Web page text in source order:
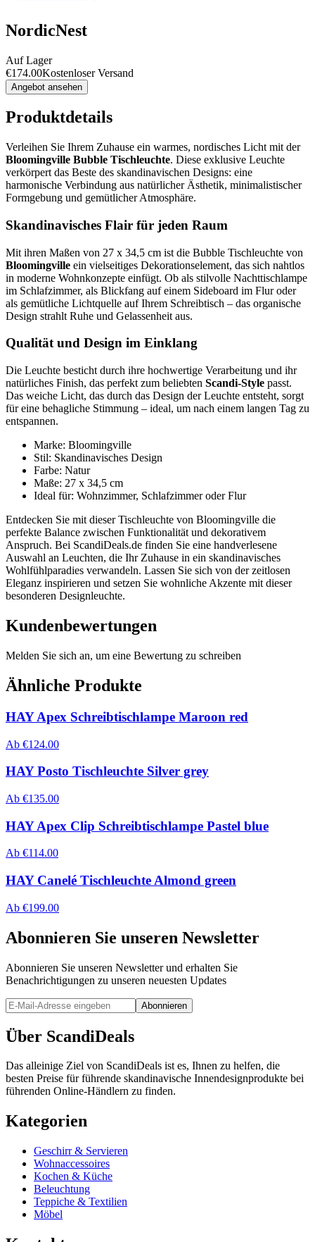
NordicNest
Auf Lager
€174.00Kostenloser Versand
Angebot ansehen
Produktdetails
Verleihen Sie Ihrem Zuhause ein warmes, nordisches Licht mit der
Bloomingville Bubble Tischleuchte. Diese exklusive Leuchte
verkörpert das Beste des skandinavischen Designs: eine
harmonische Verbindung aus natürlicher Ästhetik, minimalistischer
Formgebung und gemütlicher Atmosphäre.
Skandinavisches Flair für jeden Raum
Mit ihren Maßen von 27 x 34,5 cm ist die Bubble Tischleuchte von
Bloomingville ein vielseitiges Dekorationselement, das sich nahtlos
in moderne Wohnkonzepte einfügt. Ob als stilvolle Nachttischlampe
im Schlafzimmer, als Blickfang auf einem Sideboard im Flur oder
als gemütliche Lichtquelle auf Ihrem Schreibtisch – das organische
Design strahlt Ruhe und Gelassenheit aus.
Qualität und Design im Einklang
Die Leuchte besticht durch ihre hochwertige Verarbeitung und ihr
natürliches Finish, das perfekt zum beliebten Scandi-Style passt.
Das weiche Licht, das durch das Design der Leuchte entsteht, sorgt
für eine behagliche Stimmung – ideal, um nach einem langen Tag zu
entspannen.
Marke: Bloomingville
Stil: Skandinavisches Design
Farbe: Natur
Maße: 27 x 34,5 cm
Ideal für: Wohnzimmer, Schlafzimmer oder Flur
Entdecken Sie mit dieser Tischleuchte von Bloomingville die
perfekte Balance zwischen Funktionalität und dekorativem
Anspruch. Bei ScandiDeals.de finden Sie eine handverlesene
Auswahl an Leuchten, die Ihr Zuhause in ein skandinavisches
Wohlfühlparadies verwandeln. Lassen Sie sich von der zeitlosen
Eleganz inspirieren und setzen Sie wohnliche Akzente mit dieser
besonderen Designleuchte.
Kundenbewertungen
Melden Sie sich an, um eine Bewertung zu schreiben
Ähnliche Produkte
HAY Apex Schreibtischlampe Maroon red
Ab €124.00
HAY Posto Tischleuchte Silver grey
Ab €135.00
HAY Apex Clip Schreibtischlampe Pastel blue
Ab €114.00
HAY Canelé Tischleuchte Almond green
Ab €199.00
Abonnieren Sie unseren Newsletter
Abonnieren Sie unseren Newsletter und erhalten Sie
Benachrichtigungen zu unseren neuesten Updates
Abonnieren
Über ScandiDeals
Das alleinige Ziel von ScandiDeals ist es, Ihnen zu helfen, die
besten Preise für führende skandinavische Innendesignprodukte bei
führenden Online-Händlern zu finden.
Kategorien
Geschirr & Servieren
Wohnaccessoires
Kochen & Küche
Beleuchtung
Teppiche & Textilien
Möbel